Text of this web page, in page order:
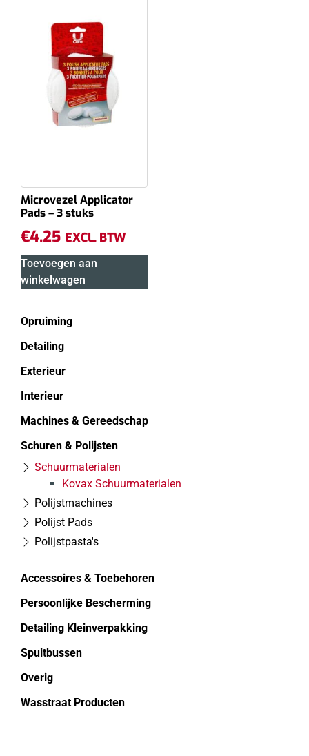
Opruiming
Detailing
Exterieur
Interieur
Machines & Gereedschap
Schuren & Polijsten
Schuurmaterialen
Kovax Schuurmaterialen
Polijstmachines
Polijst Pads
Polijstpasta's
Accessoires & Toebehoren
Persoonlijke Bescherming
Detailing Kleinverpakking
Spuitbussen
Overig
Wasstraat Producten
Microvezel Applicator
Pads – 3 stuks
€4.25 EXCL. BTW
Toevoegen aan
winkelwagen